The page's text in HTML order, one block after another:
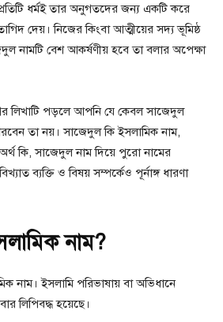
ধর্মই তার অনুগতদের জন্য একটি করে
দেয়। নিজের কিংবা আত্মীয়ের সদ্য ভূমিষ্ঠ
নামটি বেশ আকর্ষণীয় হবে তা বলার অপেক্ষা
লিখাটি পড়লে আপনি যে কেবল সাজেদুল
তা নয়। সাজেদুল কি ইসলামিক নাম,
কি, সাজেদুল নাম দিয়ে পুরো নামের
ব্যক্তি ও বিষয় সম্পর্কেও পূর্নাঙ্গ ধারণা
নাম?
নাম। ইসলামি পরিভাষায় বা অভিধানে
লিপিবদ্ধ হয়েছে।